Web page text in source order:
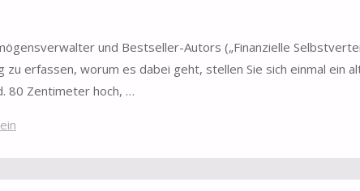
und Bestseller-Autors („Finanzielle
erfassen, worum es dabei geht, stellen Sie sich einmal ein
80 Zentimeter hoch, …